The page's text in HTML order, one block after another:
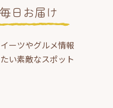
日お届け
ーツやグルメ情報
い素敵なスポット